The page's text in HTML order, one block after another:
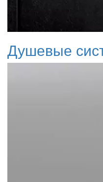
Душевые